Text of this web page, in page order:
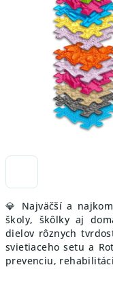
💎 Najväčší a
školy, škôlky aj
dielov rôznych
svietiaceho setu a
prevenciu,